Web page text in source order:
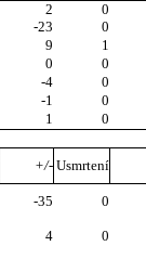
2
0
-23
0
9
1
0
0
-4
0
-1
0
1
0
+/- Usmrtení
-35
0
4
0